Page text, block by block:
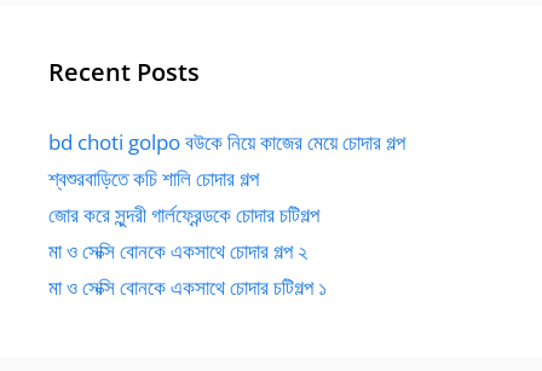
Recent Posts
bd choti golpo বউকে নিয়ে কাজের মেয়ে চোদার গল্প
শ্বশুরবাড়িতে কচি শালি চোদার গল্প
জোর করে সুন্দরী গার্লফ্রেন্ডকে চোদার চটিগল্প
মা ও সেক্সি বোনকে একসাথে চোদার গল্প ২
মা ও সেক্সি বোনকে একসাথে চোদার চটিগল্প ১